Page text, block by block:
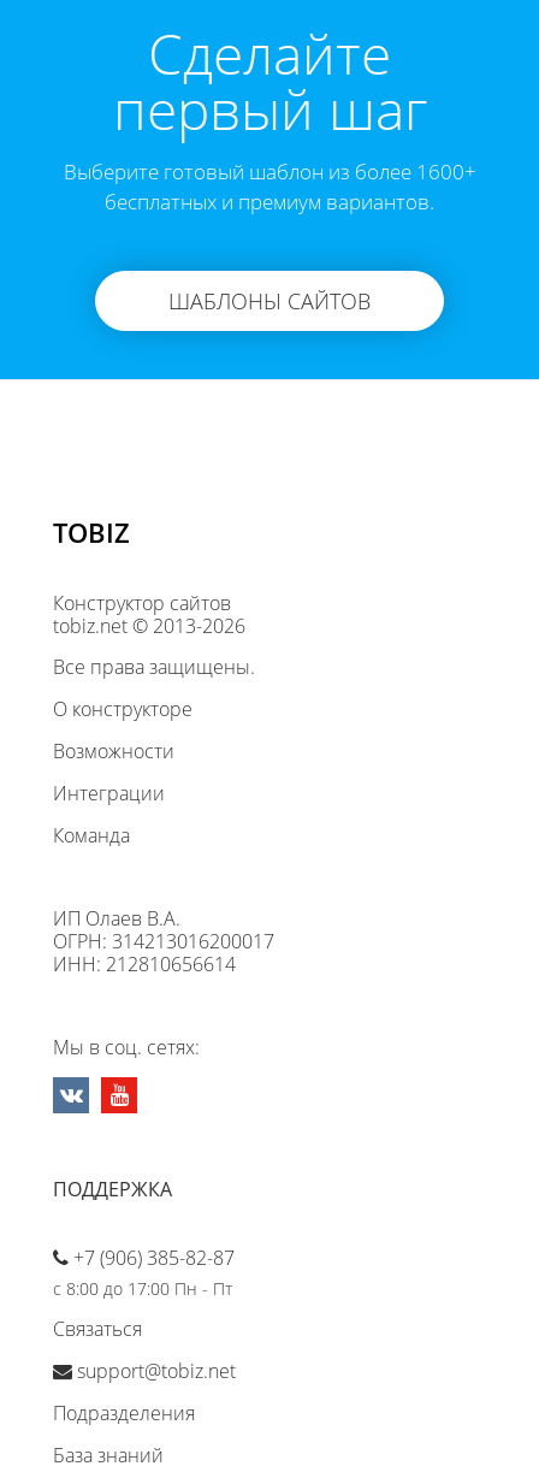
Cделайте
первый шаг
Выберите готовый шаблон из более 1600+
бесплатных и премиум вариантов.
ШАБЛОНЫ САЙТОВ
TOBIZ
Конструктор сайтов
tobiz.net © 2013-2026
Все права защищены.
О конструкторе
Возможности
Интеграции
Команда
ИП Олаев В.А.
ОГРН: 314213016200017
ИНН: 212810656614
Мы в соц. сетях:
ПОДДЕРЖКА
+7 (906) 385-82-87
с 8:00 до 17:00 Пн - Пт
Связаться
support@tobiz.net
Подразделения
База знаний